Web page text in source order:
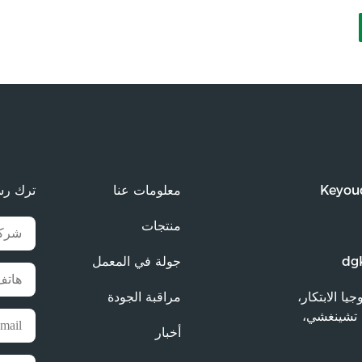
الابتكار،
تشينغشي،
معلومات عنا
منتجات
جولة في المعمل
مراقبة الجودة
أخبار
ترك